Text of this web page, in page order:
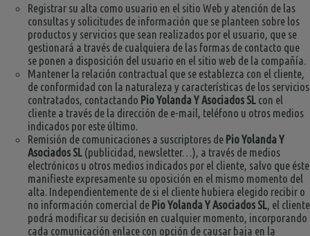
Registrar su alta como usuario en el sitio Web y atención de las
consultas y solicitudes de información que se planteen sobre los
productos y servicios que sean realizados por el usuario, que se
gestionará a través de cualquiera de las formas de contacto que
se ponen a disposición del usuario en el sitio web de la compañía.
Mantener la relación contractual que se establezca con el cliente,
de conformidad con la naturaleza y características de los servicios
contratados, contactando Pio Yolanda Y Asociados SL con el
cliente a través de la dirección de e-mail, teléfono u otros medios
indicados por este último.
Remisión de comunicaciones a suscriptores de Pio Yolanda Y
Asociados SL (publicidad, newsletter…), a través de medios
electrónicos u otros medios indicados por el cliente, salvo que éste
manifieste expresamente su oposición en el mismo momento del
alta. Independientemente de si el cliente hubiera elegido recibir o
no información comercial de Pio Yolanda Y Asociados SL, el cliente
podrá modificar su decisión en cualquier momento, incorporando
cada comunicación enlace con opción de causar baja en la